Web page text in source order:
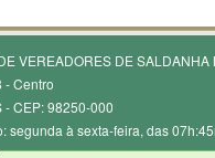
VEREADORES DE SALDANHA
- Centro
CEP: 98250-000
segunda à sexta-feira, das